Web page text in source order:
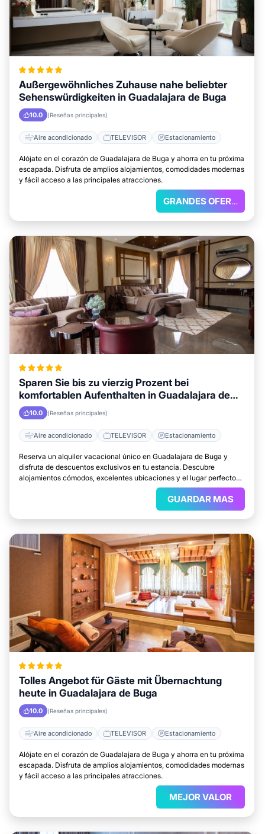
Außergewöhnliches Zuhause nahe beliebter
Sehenswürdigkeiten in Guadalajara de Buga
10.0 (Reseñas principales)
Aire acondicionado TELEVISOR Estacionamiento
Alójate en el corazón de Guadalajara de Buga y ahorra en tu próxima
escapada. Disfruta de amplios alojamientos, comodidades modernas
y fácil acceso a las principales atracciones.
GRANDES OFERTAS
Sparen Sie bis zu vierzig Prozent bei
komfortablen Aufenthalten in Guadalajara de
Buga
10.0 (Reseñas principales)
Aire acondicionado TELEVISOR Estacionamiento
Reserva un alquiler vacacional único en Guadalajara de Buga y
disfruta de descuentos exclusivos en tu estancia. Descubre
alojamientos cómodos, excelentes ubicaciones y el lugar perfecto
GUARDAR MAS
Tolles Angebot für Gäste mit Übernachtung
heute in Guadalajara de Buga
10.0 (Reseñas principales)
Aire acondicionado TELEVISOR Estacionamiento
Alójate en el corazón de Guadalajara de Buga y ahorra en tu próxima
escapada. Disfruta de amplios alojamientos, comodidades modernas
y fácil acceso a las principales atracciones.
MEJOR VALOR